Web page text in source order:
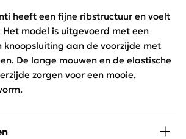
heeft een fijne ribstructuur en voelt
model is uitgevoerd met een
knoopsluiting aan de voorzijde met
De lange mouwen en de elastische
zorgen voor een mooie,